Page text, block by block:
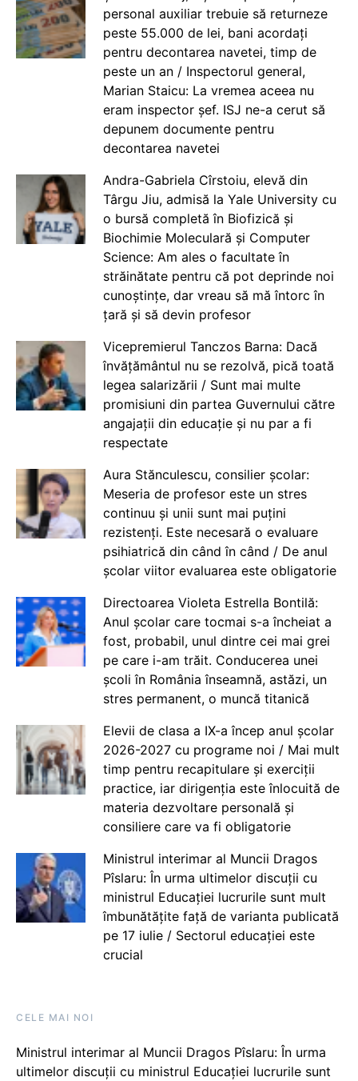
personal auxiliar trebuie să returneze
peste 55.000 de lei, bani acordați
pentru decontarea navetei, timp de
peste un an / Inspectorul general,
Marian Staicu: La vremea aceea nu
eram inspector șef. ISJ ne-a cerut să
depunem documente pentru
decontarea navetei
Andra-Gabriela Cîrstoiu, elevă din
Târgu Jiu, admisă la Yale University cu
o bursă completă în Biofizică și
Biochimie Moleculară și Computer
Science: Am ales o facultate în
străinătate pentru că pot deprinde noi
cunoștințe, dar vreau să mă întorc în
țară și să devin profesor
Vicepremierul Tanczos Barna: Dacă
învățământul nu se rezolvă, pică toată
legea salarizării / Sunt mai multe
promisiuni din partea Guvernului către
angajații din educație și nu par a fi
respectate
Aura Stănculescu, consilier școlar:
Meseria de profesor este un stres
continuu și unii sunt mai puțini
rezistenți. Este necesară o evaluare
psihiatrică din când în când / De anul
școlar viitor evaluarea este obligatorie
Directoarea Violeta Estrella Bontilă:
Anul școlar care tocmai s-a încheiat a
fost, probabil, unul dintre cei mai grei
pe care i-am trăit. Conducerea unei
școli în România înseamnă, astăzi, un
stres permanent, o muncă titanică
Elevii de clasa a IX-a încep anul școlar
2026-2027 cu programe noi / Mai mult
timp pentru recapitulare și exerciții
practice, iar dirigenția este înlocuită de
materia dezvoltare personală și
consiliere care va fi obligatorie
Ministrul interimar al Muncii Dragos
Pîslaru: În urma ultimelor discuții cu
ministrul Educației lucrurile sunt mult
îmbunătățite față de varianta publicată
pe 17 iulie / Sectorul educației este
crucial
CELE MAI NOI
Ministrul interimar al Muncii Dragos Pîslaru: În urma
ultimelor discuții cu ministrul Educației lucrurile sunt